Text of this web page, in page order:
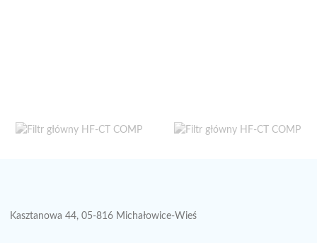
Kasztanowa 44, 05-816 Michałowice-Wieś